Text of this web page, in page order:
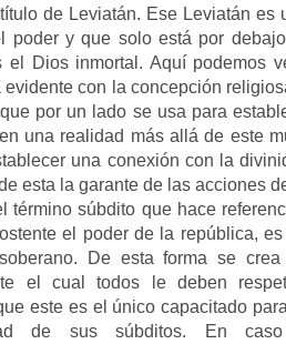
de Leviatán. Ese Leviatán es
poder y que solo está por
el Dios inmortal. Aquí podemos
evidente con la concepción
que por un lado se usa para
una realidad más allá de este
una conexión con la
esta la garante de las acciones
término súbdito que hace
el poder de la república,
De esta forma se
el cual todos le deben
este es el único capacitado
de sus súbditos. En caso